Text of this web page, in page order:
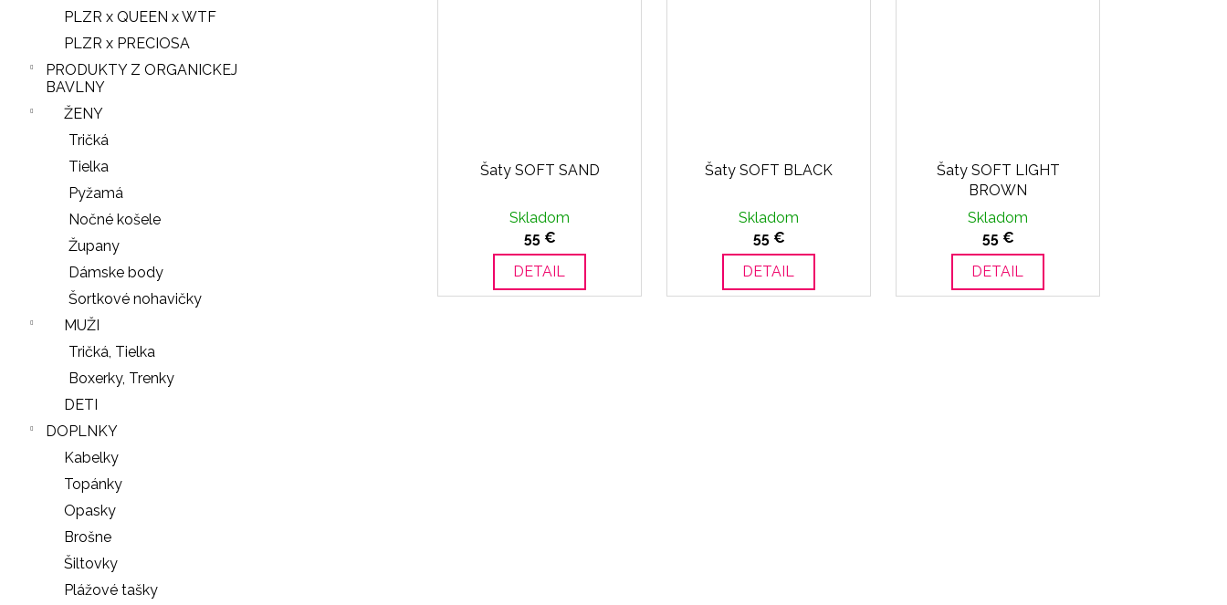
PLZR x QUEEN x WTF
PLZR x PRECIOSA
PRODUKTY Z ORGANICKEJ
BAVLNY
ŽENY
Tričká
Tielka
Pyžamá
Nočné košele
Župany
Dámske body
Šortkové nohavičky
MUŽI
Tričká, Tielka
Boxerky, Trenky
DETI
DOPLNKY
Kabelky
Topánky
Opasky
Brošne
Šiltovky
Plážové tašky
Šaty SOFT SAND
Skladom
55 €
DETAIL
Šaty SOFT BLACK
Skladom
55 €
DETAIL
Šaty SOFT LIGHT
BROWN
Skladom
55 €
DETAIL